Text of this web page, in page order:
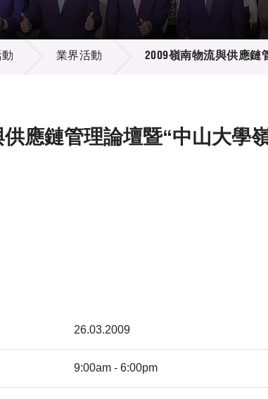
招標通告
徵求研發項目計劃書
項目資料庫
資訊中心
多媒體
出版刊物
業界活動 2009嶺南物流與供應鏈
應鏈管理論壇暨“中山大學
26.03.2009
9:00am - 6:00pm